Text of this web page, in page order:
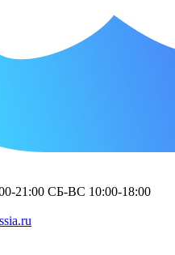
21:00 СБ-ВС 10:00-18:00